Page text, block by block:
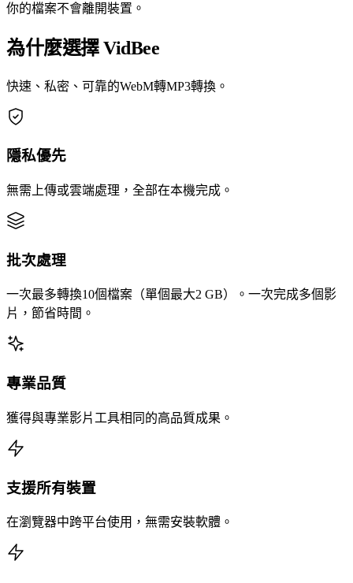
你的檔案不會離開裝置。
為什麼選擇 VidBee
快速、私密、可靠的WebM轉MP3轉換。
隱私優先
無需上傳或雲端處理，全部在本機完成。
批次處理
一次最多轉換10個檔案（單個最大2 GB）。一次完成多個影
片，節省時間。
專業品質
獲得與專業影片工具相同的高品質成果。
支援所有裝置
在瀏覽器中跨平台使用，無需安裝軟體。